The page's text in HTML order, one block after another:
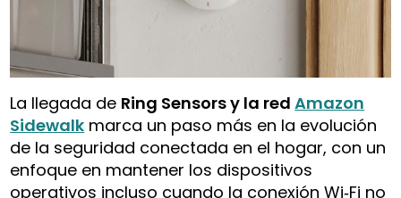
La llegada de Ring Sensors y la redAmazon
Sidewalk marca un paso más en la evolución
de la seguridad conectada en el hogar, con un
enfoque en mantener los dispositivos
operativos incluso cuando la conexión Wi‑Fi no